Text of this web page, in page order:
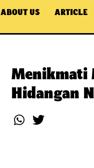
ABOUT US ARTICLE
Menikmati
Hidangan